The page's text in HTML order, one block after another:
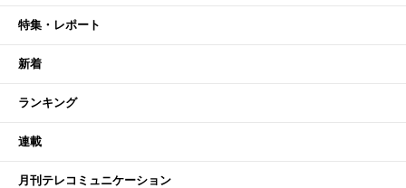
特集・レポート
新着
ランキング
連載
月刊テレコミュニケーション